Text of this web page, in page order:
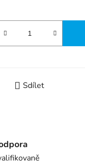
Sdílet